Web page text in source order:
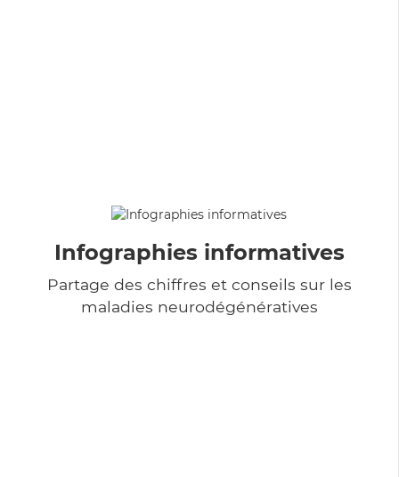
Infographies informatives
Partage des chiffres et conseils sur les
maladies neurodégénératives